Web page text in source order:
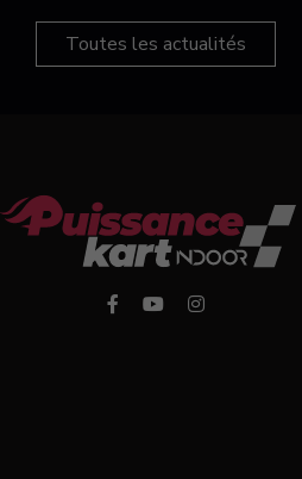
Toutes les actualités